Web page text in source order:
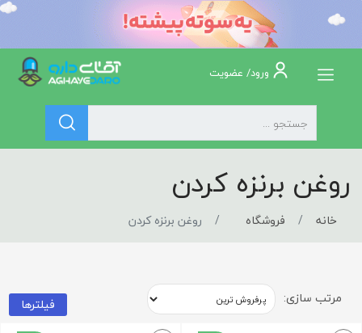
ورود/ عضویت
روغن برنزه کردن
خانه فروشگاه روغن برنزه کردن
مرتب سازی: فیلترها